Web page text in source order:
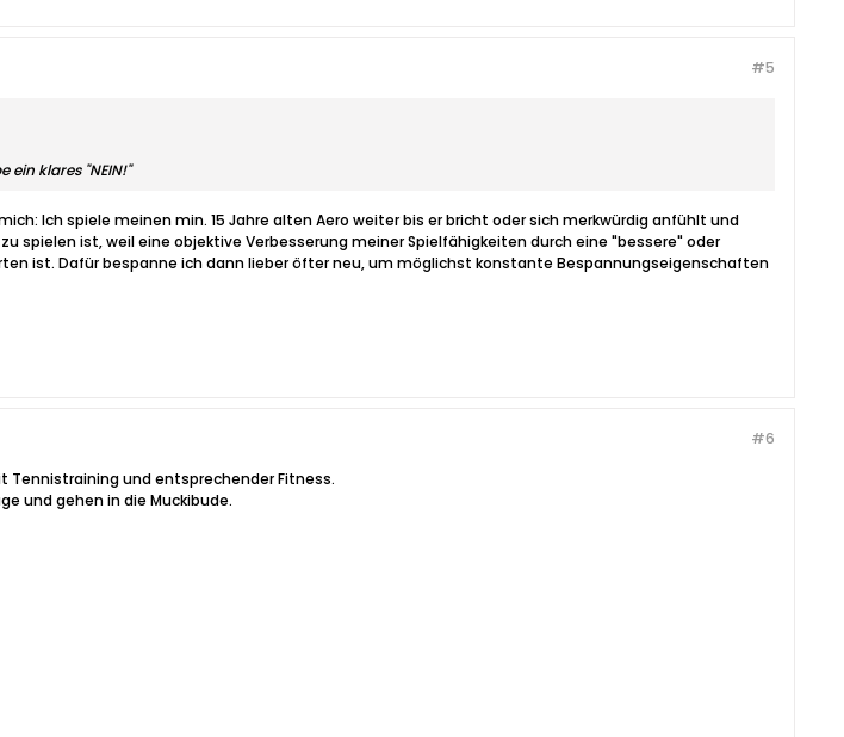
#5
klares "NEIN!"
Ich spiele meinen min. 15 Jahre alten Aero weiter bis er bricht oder sich merkwürdig anfühlt und
spielen ist, weil eine objektive Verbesserung meiner Spielfähigkeiten durch eine "bessere" oder
ist. Dafür bespanne ich dann lieber öfter neu, um möglichst konstante Bespannungseigenschaften
#6
Tennistraining und entsprechender Fitness.
und gehen in die Muckibude.